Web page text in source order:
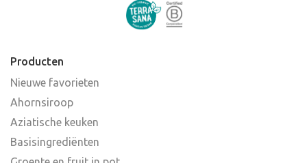
Producten
Nieuwe favorieten
Ahornsiroop
Aziatische keuken
Basisingrediënten